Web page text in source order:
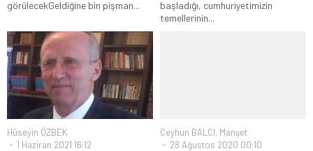
görülecekGeldiğine bin pişman...
başladığı, cumhuriyetimizin
temellerinin...
Hüseyin ÖZBEK
1 Haziran 2021 16:12
Ceyhun BALCI, Manşet
28 Ağustos 2020 00:10